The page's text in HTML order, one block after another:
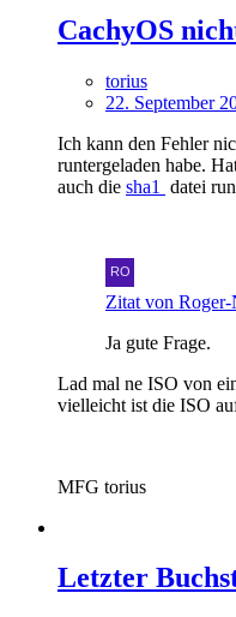
CachyOS
torius
22. September
Ich kann den Fehler
runtergeladen habe.
auch die sha1 datei
Zitat von Roger-
Ja gute Frage.
Lad mal ne ISO von
vielleicht ist die ISO
MFG torius
Letzter